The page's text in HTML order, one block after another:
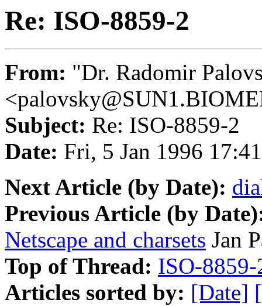
Re: ISO-8859-2
From: "Dr. Radomir
Subject: Re: ISO-8859-2
Date: Fri, 5 Jan 1996
Next Article (by Date):
Previous Article (by
Netscape and charsets Jan
Top of Thread: ISO-8859-
Articles sorted by: [Date]